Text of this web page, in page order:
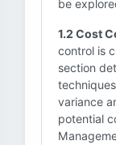
be
1.2 Cost
control is
section
variance
potential